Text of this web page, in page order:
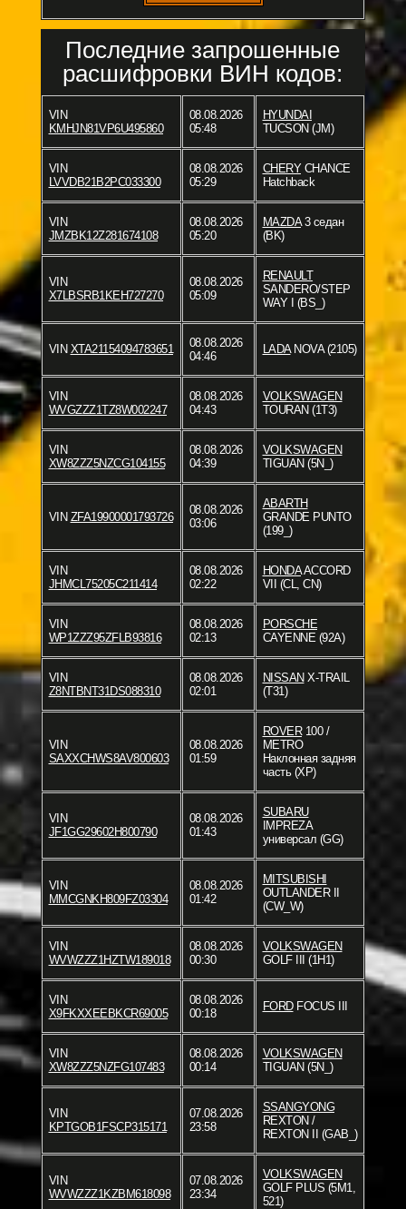
Последние запрошенные
расшифровки ВИН кодов:
VIN
KMHJN81VP6U495860
08.08.2026
05:48
HYUNDAI
TUCSON (JM)
VIN
LVVDB21B2PC033300
08.08.2026
05:29
CHERYCHANCE
Hatchback
VIN
JMZBK12Z281674108
08.08.2026
05:20
MAZDA3 седан
(BK)
VIN
X7LBSRB1KEH727270
08.08.2026
05:09
RENAULT
SANDERO/STEP
WAY I (BS_)
VIN XTA21154094783651
08.08.2026
04:46
LADANOVA (2105)
VIN
WVGZZZ1TZ8W002247
08.08.2026
04:43
VOLKSWAGEN
TOURAN (1T3)
VIN
XW8ZZZ5NZCG104155
08.08.2026
04:39
VOLKSWAGEN
TIGUAN (5N_)
VIN ZFA19900001793726
08.08.2026
03:06
ABARTH
GRANDE PUNTO
(199_)
VIN
JHMCL75205C211414
08.08.2026
02:22
HONDAACCORD
VII (CL, CN)
VIN
WP1ZZZ95ZFLB93816
08.08.2026
02:13
PORSCHE
CAYENNE (92A)
VIN
Z8NTBNT31DS088310
08.08.2026
02:01
NISSAN X-TRAIL
(T31)
VIN
SAXXCHWS8AV800603
08.08.2026
01:59
ROVER100 /
METRO
Наклонная задняя
часть (XP)
VIN
JF1GG29602H800790
08.08.2026
01:43
SUBARU
IMPREZA
универсал (GG)
VIN
MMCGNKH809FZ03304
08.08.2026
01:42
MITSUBISHI
OUTLANDER II
(CW_W)
VIN
WVWZZZ1HZTW189018
08.08.2026
00:30
VOLKSWAGEN
GOLF III (1H1)
VIN
X9FKXXEEBKCR69005
08.08.2026
00:18
FORDFOCUS III
VIN
XW8ZZZ5NZFG107483
08.08.2026
00:14
VOLKSWAGEN
TIGUAN (5N_)
VIN
KPTGOB1FSCP315171
07.08.2026
23:58
SSANGYONG
REXTON /
REXTON II (GAB_)
VIN
WVWZZZ1KZBM618098
07.08.2026
23:34
VOLKSWAGEN
GOLF PLUS (5M1,
521)